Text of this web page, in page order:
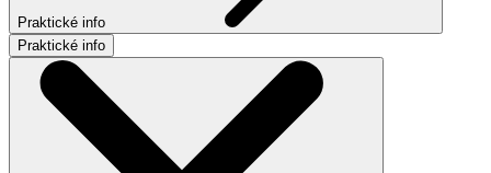
Praktické info
Praktické info